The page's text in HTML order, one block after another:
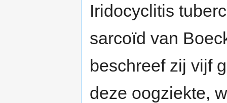
Iridocyclitis
sarcoïd van
beschreef zij vijf
deze oogziekte,